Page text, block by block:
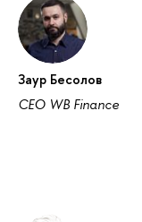
Заур Бесолов
CEO WB Finance